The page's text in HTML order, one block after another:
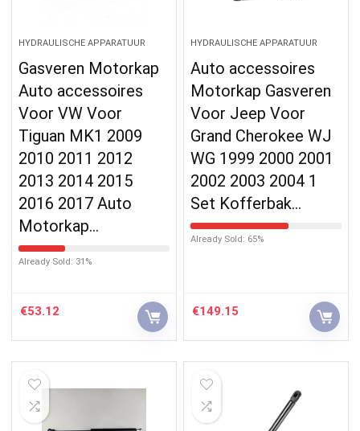
HYDRAULISCHE APPARATUUR
Gasveren Motorkap
Auto accessoires
Voor VW Voor
Tiguan MK1 2009
2010 2011 2012
2013 2014 2015
2016 2017 Auto
Motorkap…
Already Sold: 31%
€53.12
HYDRAULISCHE APPARATUUR
Auto accessoires
Motorkap Gasveren
Voor Jeep Voor
Grand Cherokee WJ
WG 1999 2000 2001
2002 2003 2004 1
Set Kofferbak…
Already Sold: 65%
€149.15